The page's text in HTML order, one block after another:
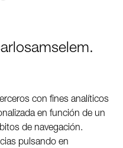
con fines analíticos
en función de un
de navegación.
pulsando en